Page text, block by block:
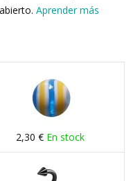
Aprender más
2,30 € En stock